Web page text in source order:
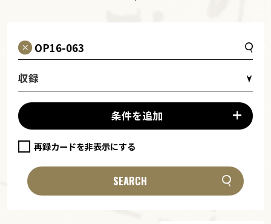
収録
条件を追加
再録カードを非表示にする
SEARCH